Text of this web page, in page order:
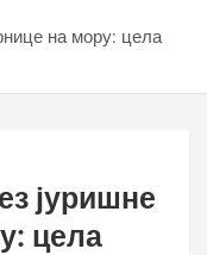
на мору: цела
јуришне
цела